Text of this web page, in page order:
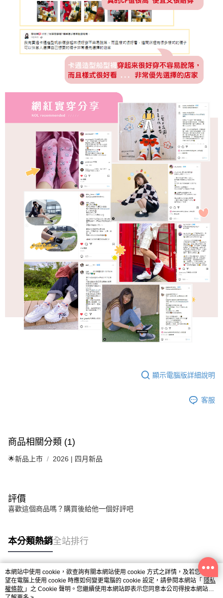
顯示電腦版詳細說明
客服
商品相關分類 (1)
🌟新品上市 2026 | 四月新品
評價
喜歡這個商品嗎？購買後給他一個好評吧
本分類熱銷全站排行
熱門標籤
本網站中使用 cookie，欲查詢有關本網站使用 cookie 方式之詳情，及若您不希
望在電腦上使用 cookie 時應如何變更電腦的 cookie 設定，請參閱本網站「 隱私
權條款 」之 Cookie 聲明。您繼續使用本網站即表示您同意本公司得按本網站使